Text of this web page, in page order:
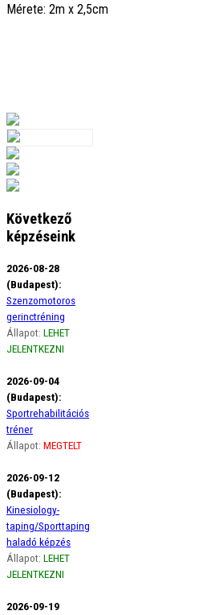
Mérete: 2m x 2,5cm
Következő
képzéseink
2026-08-28
(Budapest):
Szenzomotoros
gerinctréning
Állapot: LEHET
JELENTKEZNI
2026-09-04
(Budapest):
Sportrehabilitációs
tréner
Állapot: MEGTELT
2026-09-12
(Budapest):
Kinesiology-
taping/Sporttaping
haladó képzés
Állapot: LEHET
JELENTKEZNI
2026-09-19